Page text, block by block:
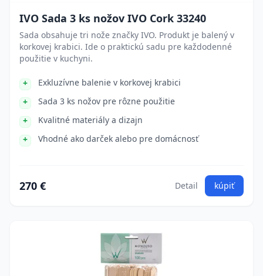
IVO Sada 3 ks nožov IVO Cork 33240
Sada obsahuje tri nože značky IVO. Produkt je balený v
korkovej krabici. Ide o praktickú sadu pre každodenné
použitie v kuchyni.
Exkluzívne balenie v korkovej krabici
Sada 3 ks nožov pre rôzne použitie
Kvalitné materiály a dizajn
Vhodné ako darček alebo pre domácnosť
270 € Detail kúpiť